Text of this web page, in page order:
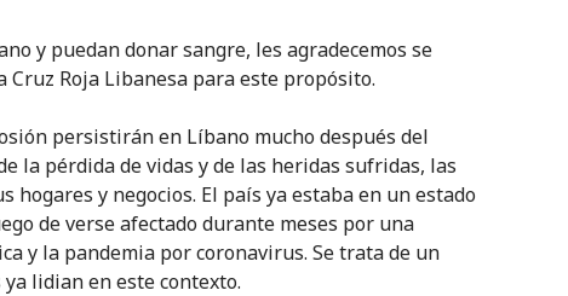
y puedan donar sangre, les agradecemos se
Roja Libanesa para este propósito.
persistirán en Líbano mucho después del
la pérdida de vidas y de las heridas sufridas, las
hogares y negocios. El país ya estaba en un estado
de verse afectado durante meses por una
y la pandemia por coronavirus. Se trata de un
lidian en este contexto.